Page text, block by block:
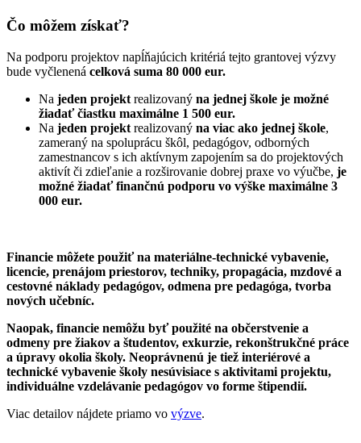
Čo môžem získať?
Na podporu projektov napĺňajúcich kritériá tejto grantovej výzvy
bude vyčlenená celková suma 80 000 eur.
Na jeden projekt realizovaný na jednej škole je možné
žiadať čiastku maximálne 1 500 eur.
Na jeden projekt realizovaný na viac ako jednej škole,
zameraný na spoluprácu škôl, pedagógov, odborných
zamestnancov s ich aktívnym zapojením sa do projektových
aktivít či zdieľanie a rozširovanie dobrej praxe vo výučbe, je
možné žiadať finančnú podporu vo výške maximálne 3
000 eur.
Financie môžete použiť na materiálne-technické vybavenie,
licencie, prenájom priestorov, techniky, propagácia, mzdové a
cestovné náklady pedagógov, odmena pre pedagóga, tvorba
nových učebníc.
Naopak, financie nemôžu byť použité na občerstvenie a
odmeny pre žiakov a študentov, exkurzie, rekonštrukčné práce
a úpravy okolia školy. Neoprávnenú je tiež interiérové a
technické vybavenie školy nesúvisiace s aktivitami projektu,
individuálne vzdelávanie pedagógov vo forme štipendií.
Viac detailov nájdete priamo vo výzve.